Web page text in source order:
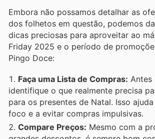
Embora não possamos detalhar as
dos folhetos em questão, podemos
dicas preciosas para aproveitar ao
Friday 2025 e o período de
Pingo Doce:
Faça uma Lista de Compras: Antes
identifique o que realmente precisa
para os presentes de Natal. Isso
foco e a evitar compras impulsivas.
Compare Preços: Mesmo com a